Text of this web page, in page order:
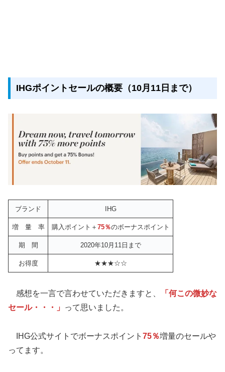
IHGポイントセールの概要（10月11日まで）
ブランド IHG
増 量 率 購入ポイント＋ 75％のボーナスポイント
期 間 2020年10月11日まで
お得度 ★★★☆☆
感想を一言で言わせていただきますと、
「何この微妙な
セール・・・」
って思いました。
IHG公式サイトでボーナスポイント 75％増量のセールや
ってます。